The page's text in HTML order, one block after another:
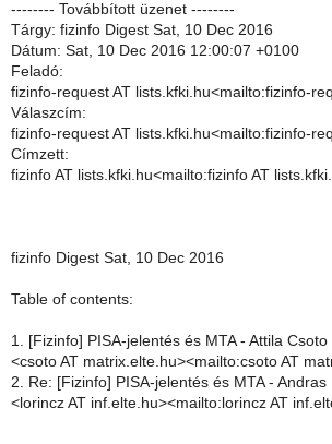
-------- Továbbított üzenet --------
Tárgy: fizinfo Digest Sat, 10 Dec 2016
Dátum: Sat, 10 Dec 2016 12:00:07 +0100
Feladó:
fizinfo-request AT lists.kfki.hu<mailto:fizinfo-
Válaszcím:
fizinfo-request AT lists.kfki.hu<mailto:fizinfo-
Címzett:
fizinfo AT lists.kfki.hu<mailto:fizinfo AT
fizinfo Digest Sat, 10 Dec 2016
Table of contents:
1. [Fizinfo] PISA-jelentés és MTA - Attila Csoto
<csoto AT matrix.elte.hu><mailto:csoto AT
2. Re: [Fizinfo] PISA-jelentés és MTA - Andras
<lorincz AT inf.elte.hu><mailto:lorincz AT